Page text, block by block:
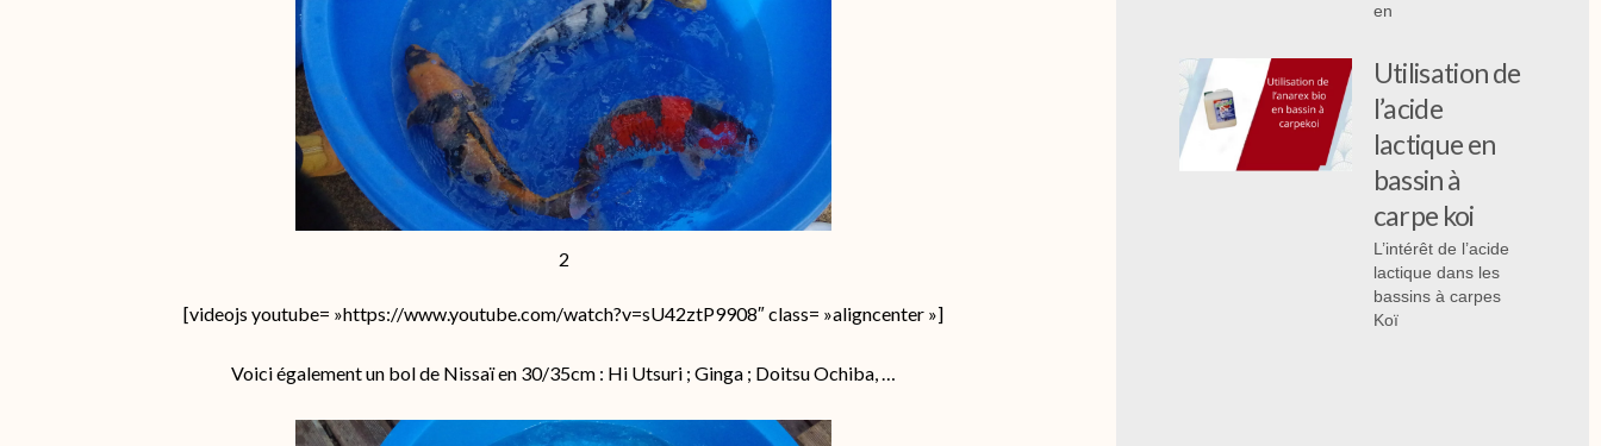
2
[videojs youtube= »https://www.youtube.com/watch?v=sU42ztP9908″ class= »aligncenter »]
Voici également un bol de Nissaï en 30/35cm : Hi Utsuri ; Ginga ; Doitsu Ochiba, …
en
Utilisation de
l’acide
lactique en
bassin à
carpe koi
L’intérêt de l’acide
lactique dans les
bassins à carpes
Koï